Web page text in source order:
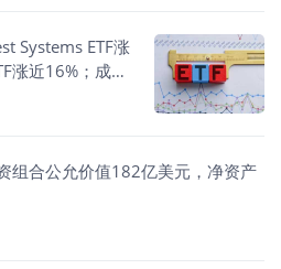
Systems ETF涨
涨近16%；成长
组合公允价值182亿美元，净资产